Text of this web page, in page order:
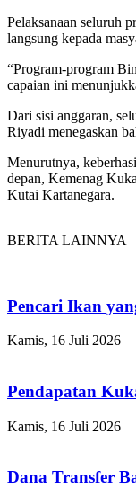
Pelaksanaan seluruh
langsung kepada
“Program-program
capaian ini
Dari sisi anggaran,
Riyadi menegaskan
Menurutnya,
depan, Kemenag
Kutai Kartanegara.
BERITA LAINNYA
Pencari Ikan
Kamis, 16 Juli 2026
Pendapatan
Kamis, 16 Juli 2026
Dana Transfer